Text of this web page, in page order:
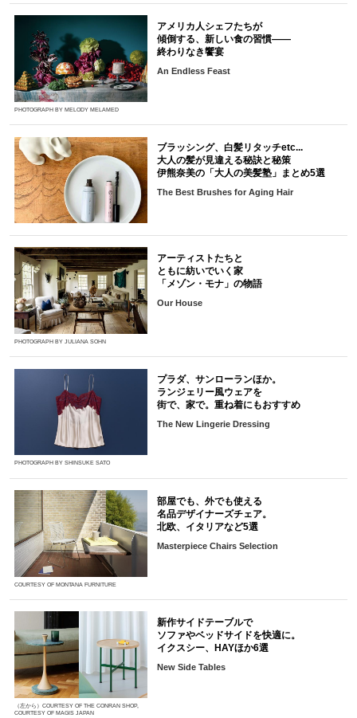
PHOTOGRAPH BY MELODY MELAMED
アメリカ人シェフたちが
傾倒する、新しい食の習慣――
終わりなき饗宴
An Endless Feast
ブラッシング、白髪リタッチetc...
大人の髪が見違える秘訣と秘策
伊熊奈美の「大人の美髪塾」まとめ5選
The Best Brushes for Aging Hair
PHOTOGRAPH BY JULIANA SOHN
アーティストたちと
ともに紡いでいく家
「メゾン・モナ」の物語
Our House
PHOTOGRAPH BY SHINSUKE SATO
プラダ、サンローランほか。
ランジェリー風ウェアを
街で、家で。重ね着にもおすすめ
The New Lingerie Dressing
COURTESY OF MONTANA FURNITURE
部屋でも、外でも使える
名品デザイナーズチェア。
北欧、イタリアなど5選
Masterpiece Chairs Selection
（左から）COURTESY OF THE CONRAN SHOP,
COURTESY OF MAGIS JAPAN
新作サイドテーブルで
ソファやベッドサイドを快適に。
イクスシー、HAYほか6選
New Side Tables